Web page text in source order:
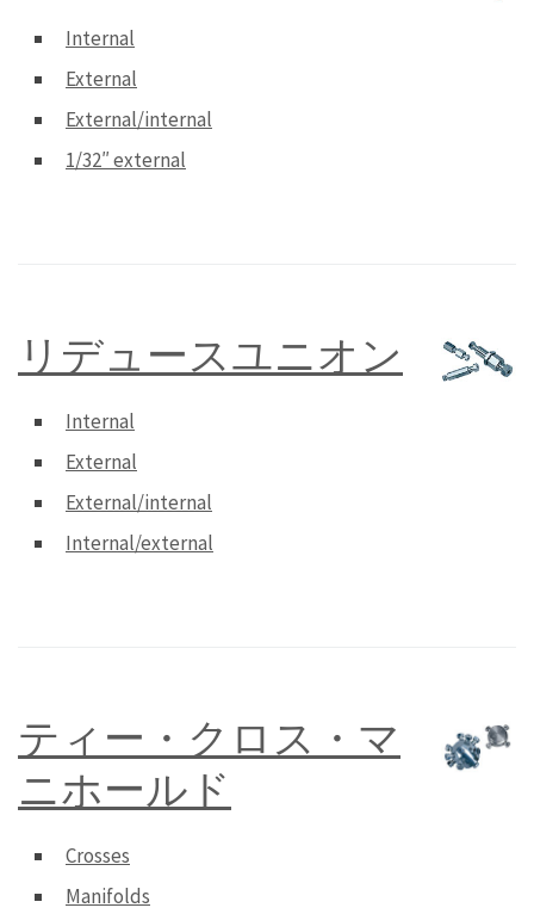
Internal
External
External/internal
1/32″ external
リデュースユニオン
Internal
External
External/internal
Internal/external
ティー・クロス・マ
ニホールド
Crosses
Manifolds